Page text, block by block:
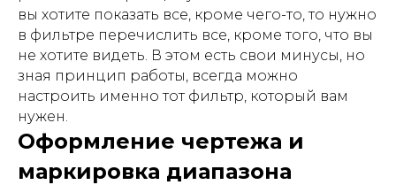
вы хотите показать все, кроме чего-то, то нужно
в фильтре перечислить все, кроме того, что вы
не хотите видеть. В этом есть свои минусы, но
зная принцип работы, всегда можно
настроить именно тот фильтр, который вам
нужен.
Оформление чертежа и
маркировка диапазона